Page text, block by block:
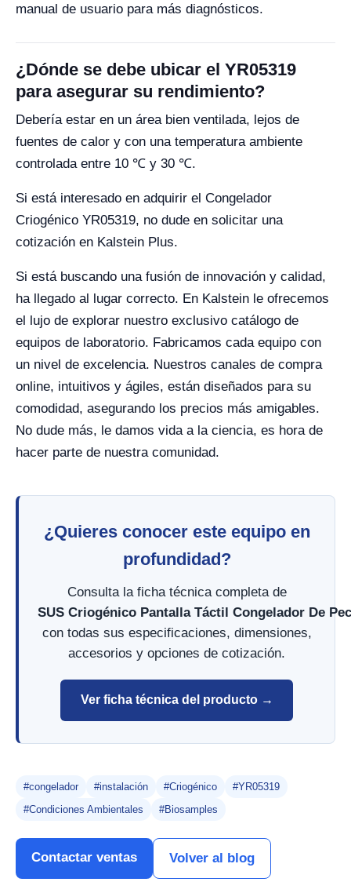
manual de usuario para más diagnósticos.
¿Dónde se debe ubicar el YR05319
para asegurar su rendimiento?
Debería estar en un área bien ventilada, lejos de
fuentes de calor y con una temperatura ambiente
controlada entre 10 ℃ y 30 ℃.
Si está interesado en adquirir el Congelador
Criogénico YR05319, no dude en solicitar una
cotización en Kalstein Plus.
Si está buscando una fusión de innovación y calidad,
ha llegado al lugar correcto. En Kalstein le ofrecemos
el lujo de explorar nuestro exclusivo catálogo de
equipos de laboratorio. Fabricamos cada equipo con
un nivel de excelencia. Nuestros canales de compra
online, intuitivos y ágiles, están diseñados para su
comodidad, asegurando los precios más amigables.
No dude más, le damos vida a la ciencia, es hora de
hacer parte de nuestra comunidad.
¿Quieres conocer este equipo en
profundidad?
Consulta la ficha técnica completa de
SUS Criogénico Pantalla Táctil Congelador De
con todas sus especificaciones, dimensiones,
accesorios y opciones de cotización.
Ver ficha técnica del producto →
#congelador #instalación #Criogénico
#YR05319
#Condiciones Ambientales
#Biosamples
Contactar ventas Volver al blog